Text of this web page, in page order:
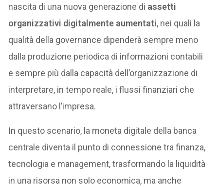
nascita di una nuova generazione di assetti
organizzativi digitalmente aumentati, nei quali la
qualità della governance dipenderà sempre meno
dalla produzione periodica di informazioni contabili
e sempre più dalla capacità dell’organizzazione di
interpretare, in tempo reale, i flussi finanziari che
attraversano l’impresa.
In questo scenario, la moneta digitale della banca
centrale diventa il punto di connessione tra finanza,
tecnologia e management, trasformando la liquidità
in una risorsa non solo economica, ma anche